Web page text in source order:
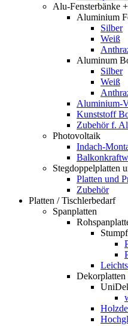
Alu-Fensterbänke
Aluminium
Silber
Weiß
Aluminum
Silber
Weiß
Aluminium-
Kunststoff
Zubehör f.
Photovoltaik
Indach-
Stegdoppelplatten
Platten und
Zubehör
Platten / Tischlerbedarf
Spanplatten
Stumpf
Dekorplatten